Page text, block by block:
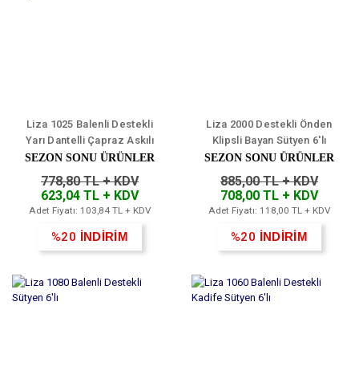
Liza 1025 Balenli Destekli
Yarı Dantelli Çapraz Askılı
Bayan Sütyen 6'lı
SEZON SONU ÜRÜNLER
778,80 TL + KDV
623,04 TL + KDV
Adet Fiyatı: 103,84 TL + KDV
%20 İNDİRİM
Liza 2000 Destekli Önden
Klipsli Bayan Sütyen 6'lı
SEZON SONU ÜRÜNLER
885,00 TL + KDV
708,00 TL + KDV
Adet Fiyatı: 118,00 TL + KDV
%20 İNDİRİM